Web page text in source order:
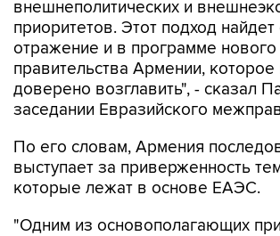
отражение и в программе нового
правительства Армении,
доверено возглавить", - сказал
заседании Евразийского
По его словам, Армения
которые лежат в основе ЕАЭС.
"Одним из основополагающих
товаров, услуг, капитала и